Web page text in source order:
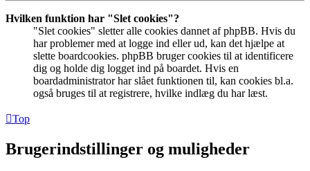
Hvilken funktion har "Slet cookies"?
"Slet cookies" sletter alle cookies dannet af phpBB. Hvis du
har problemer med at logge ind eller ud, kan det hjælpe at
slette boardcookies. phpBB bruger cookies til at identificere
dig og holde dig logget ind på boardet. Hvis en
boardadministrator har slået funktionen til, kan cookies bl.a.
også bruges til at registrere, hvilke indlæg du har læst.
Top
Brugerindstillinger og muligheder